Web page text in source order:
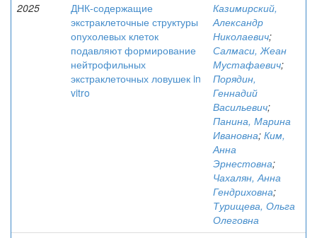
2025
ДНК-содержащие
экстраклеточные структуры
опухолевых клеток
подавляют формирование
нейтрофильных
экстраклеточных ловушек in
vitro
Казимирский,
Александр
Николаевич;
Салмаси, Жеан
Мустафаевич;
Порядин,
Геннадий
Васильевич;
Панина, Марина
Ивановна; Ким,
Анна
Эрнестовна;
Чахалян, Анна
Гендриховна;
Турищева, Ольга
Олеговна